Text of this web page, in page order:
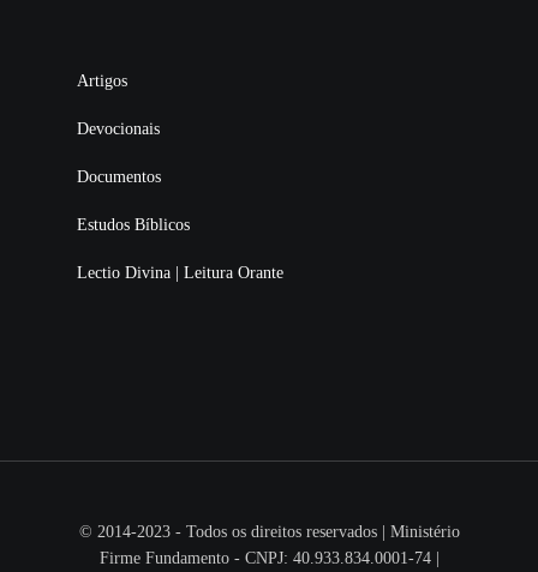
Artigos
Devocionais
Documentos
Estudos Bíblicos
Lectio Divina | Leitura Orante
© 2014-2023 - Todos os direitos reservados | Ministério
Firme Fundamento - CNPJ: 40.933.834.0001-74 |